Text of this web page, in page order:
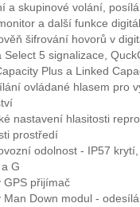
a skupinové volání,
a další funkce
šifrování hovorů v
Select 5 signalizace,
Plus a Linked
ovládané hlasem pro
nastavení hlasitosti
prostředí
odolnost - IP57
G
GPS přijímač
Man Down modul -